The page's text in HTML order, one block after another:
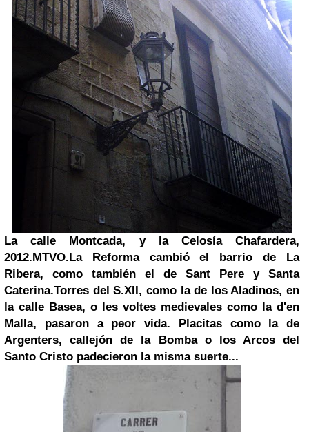
La calle Montcada, y la Celosía Chafardera,
2012.MTVO.La Reforma cambió el barrio de La
Ribera, como también el de Sant Pere y Santa
Caterina.Torres del S.XII, como la de los Aladinos, en
la calle Basea, o les voltes medievales como la d'en
Malla, pasaron a peor vida. Placitas como la de
Argenters, callejón de la Bomba o los Arcos del
Santo Cristo padecieron la misma suerte...